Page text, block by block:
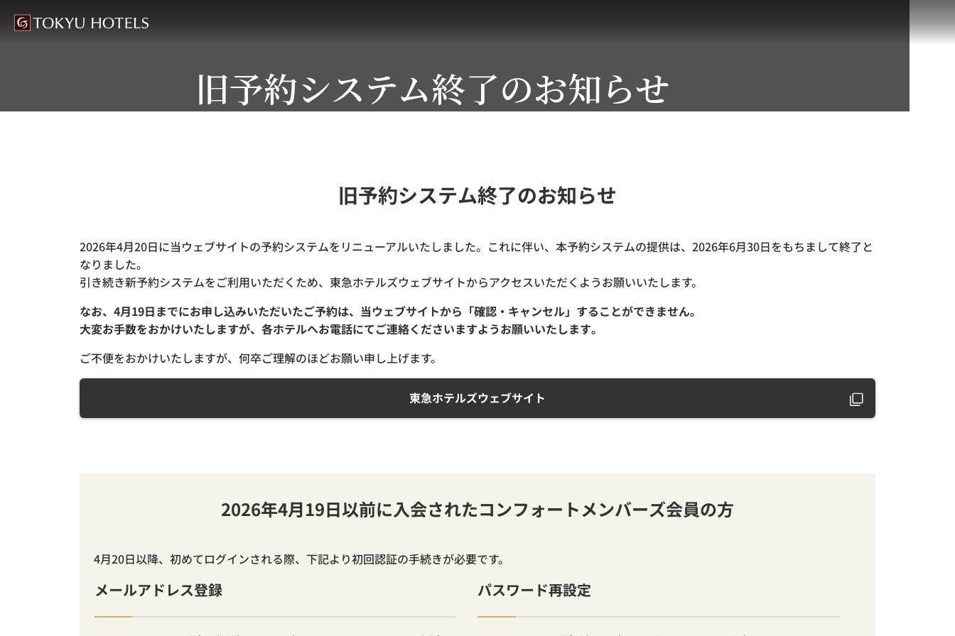
旧予約システム終了のお知らせ
旧予約システム終了のお知らせ
2026年4月20日に当ウェブサイトの予約システムをリニューアルいたしました。これに伴い、本予約システムの提供は、2026年6月30日をもちまして終了と
なりました。
引き続き新予約システムをご利用いただくため、東急ホテルズウェブサイトからアクセスいただくようお願いいたします。
なお、4月19日までにお申し込みいただいたご予約は、当ウェブサイトから「確認・キャンセル」することができません。
大変お手数をおかけいたしますが、各ホテルへお電話にてご連絡くださいますようお願いいたします。
ご不便をおかけいたしますが、何卒ご理解のほどお願い申し上げます。
東急ホテルズウェブサイト
2026年4月19日以前に入会されたコンフォートメンバーズ会員の方
4月20日以降、初めてログインされる際、下記より初回認証の手続きが必要です。
メールアドレス登録 パスワード再設定